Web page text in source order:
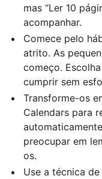
mas “Ler 10
acompanhar.
Comece pelo
atrito. As
começo.
cumprir sem
Transforme-os
Calendars para
preocupar em
os.
Use a técnica